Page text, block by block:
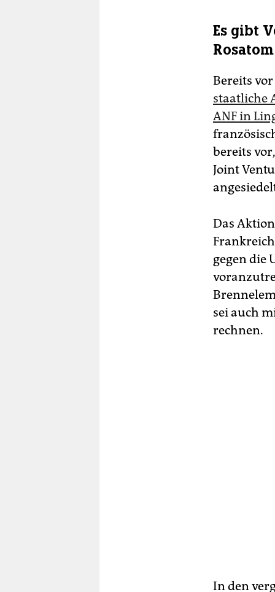
Es gibt
Rosatom
Bereits
staatliche
ANF in
bereits
Joint
Das
gegen die
sei auch
rechnen.
In den